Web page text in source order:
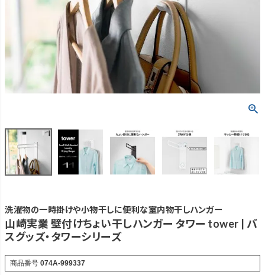
洗濯物の一時掛けや小物干しに便利な室内物干しハンガー
山崎実業 壁付けちょい干しハンガー タワー tower | バ
スグッズ・タワーシリーズ
商品番号 074A-999337